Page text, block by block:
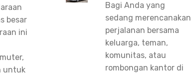
besar
ini
untuk
Bagi Anda yang
sedang merencanakan
perjalanan bersama
keluarga, teman,
komunitas, atau
rombongan kantor di